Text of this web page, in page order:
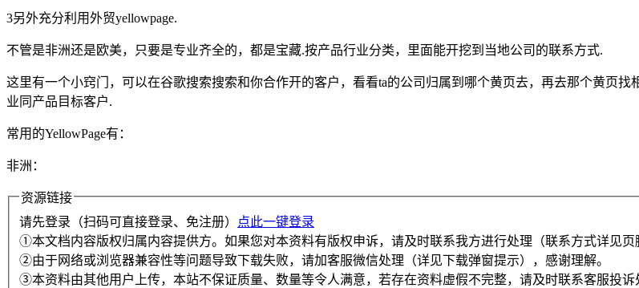
3另外充分利用外贸yellowpage.
不管是非洲还是欧美，只要是专业齐全的，都是宝藏.按产品行业分类，里面能开挖到当地公司的联系方式.
这里有一个小窍门，可以在谷歌搜索搜索和你合作开的客户，看看ta的公司归属到哪个黄页去，再去那个黄页
业同产品目标客户.
常用的YellowPage有：
非洲：
资源链接
请先登录（扫码可直接登录、免注册）
点此一键登录
①本文档内容版权归属内容提供方。如果您对本资料有版权申诉，请及时联系我方进行处理（联系方式详见页
②由于网络或浏览器兼容性等问题导致下载失败，请加客服微信处理（详见下载弹窗提示），感谢理解。
③本资料由其他用户上传，本站不保证质量、数量等令人满意，若存在资料虚假不完整，请及时联系客服投诉